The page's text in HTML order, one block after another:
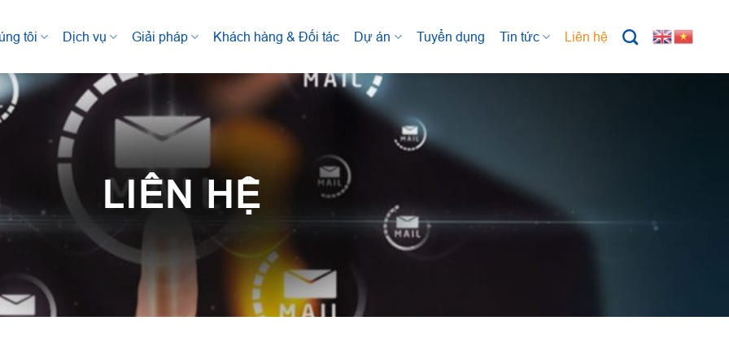
tôi Dịch vụ Giải pháp Khách hàng & Đối tác Dự án Tuyển dụng Tin tức Liên hệ
LIÊN HỆ